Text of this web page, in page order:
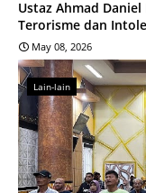
Ustaz Ahmad
Terorisme dan
May 08, 2026
Lain-lain